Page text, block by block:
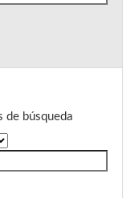
de búsqueda